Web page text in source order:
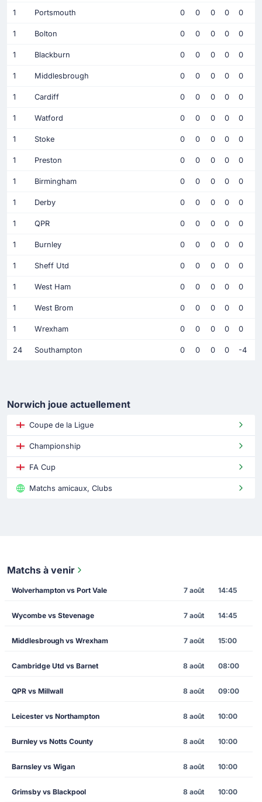
1 Portsmouth 0 0 0 0 0
1 Bolton 0 0 0 0 0
1 Blackburn 0 0 0 0 0
1 Middlesbrough 0 0 0 0 0
1 Cardiff 0 0 0 0 0
1 Watford 0 0 0 0 0
1 Stoke 0 0 0 0 0
1 Preston 0 0 0 0 0
1 Birmingham 0 0 0 0 0
1 Derby 0 0 0 0 0
1 QPR 0 0 0 0 0
1 Burnley 0 0 0 0 0
1 Sheff Utd 0 0 0 0 0
1 West Ham 0 0 0 0 0
1 West Brom 0 0 0 0 0
1 Wrexham 0 0 0 0 0
24 Southampton 0 0 0 0 -4
Norwich joue actuellement
Coupe de la Ligue
Championship
FA Cup
Matchs amicaux, Clubs
Matchs à venir
Wolverhampton vs Port Vale 7 août 14:45
Wycombe vs Stevenage 7 août 14:45
Middlesbrough vs Wrexham 7 août 15:00
Cambridge Utd vs Barnet 8 août 08:00
QPR vs Millwall 8 août 09:00
Leicester vs Northampton 8 août 10:00
Burnley vs Notts County 8 août 10:00
Barnsley vs Wigan 8 août 10:00
Grimsby vs Blackpool 8 août 10:00